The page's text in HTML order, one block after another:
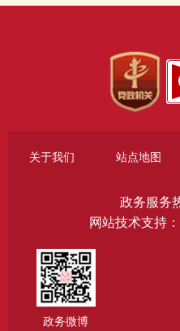
关于我们 站点地图
政务服务
网站技术支持
政务微博